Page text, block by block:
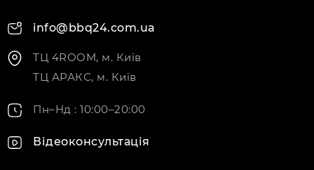
info@bbq24.com.ua
ТЦ 4ROOM, м. Київ
ТЦ АРАКС, м. Київ
Пн–Нд : 10:00–20:00
Відеоконсультація